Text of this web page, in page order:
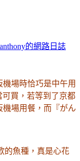
的網路日誌
場時恰巧是中午用
可買，若等到了京都
機場用餐，而 『がん
的魚種，真是心花